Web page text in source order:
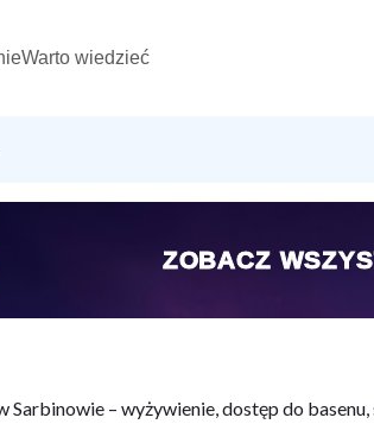
Warto wiedzieć
ZOBACZ
– wyżywienie, dostęp do basenu,